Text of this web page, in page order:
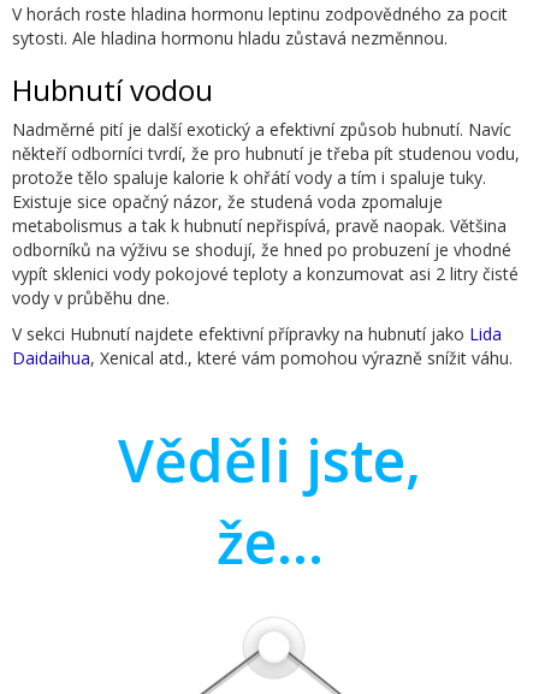
V horách roste hladina hormonu leptinu zodpovědného za pocit
sytosti. Ale hladina hormonu hladu zůstavá nezměnnou.
Hubnutí vodou
Nadměrné pití je další exotický a efektivní způsob hubnutí. Navíc
někteří odborníci tvrdí, že pro hubnutí je třeba pít studenou vodu,
protože tělo spaluje kalorie k ohřátí vody a tím i spaluje tuky.
Existuje sice opačný názor, že studená voda zpomaluje
metabolismus a tak k hubnutí nepřispívá, pravě naopak. Většina
odborníků na výživu se shodují, že hned po probuzení je vhodné
vypít sklenici vody pokojové teploty a konzumovat asi 2 litry čisté
vody v průběhu dne.
V sekci Hubnutí najdete efektivní přípravky na hubnutí jako Lida
Daidaihua, Xenical atd., které vám pomohou výrazně snížit váhu.
Věděli jste,
že...